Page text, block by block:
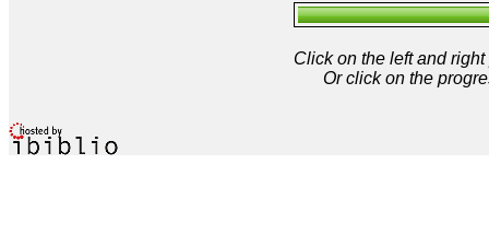
Click on the left and
Or click on the